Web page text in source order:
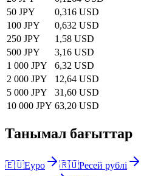
50 JPY
0,316 USD
100 JPY
0,632 USD
250 JPY
1,58 USD
500 JPY
3,16 USD
1 000 JPY
6,32 USD
2 000 JPY
12,64 USD
5 000 JPY
31,60 USD
10 000 JPY 63,20 USD
Танымал бағыттар
🇪🇺Еуро 🇷🇺Ресей рублі